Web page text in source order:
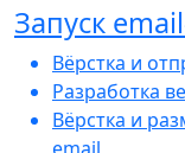
Запуск
Вёрстка и
Разработка
Вёрстка и